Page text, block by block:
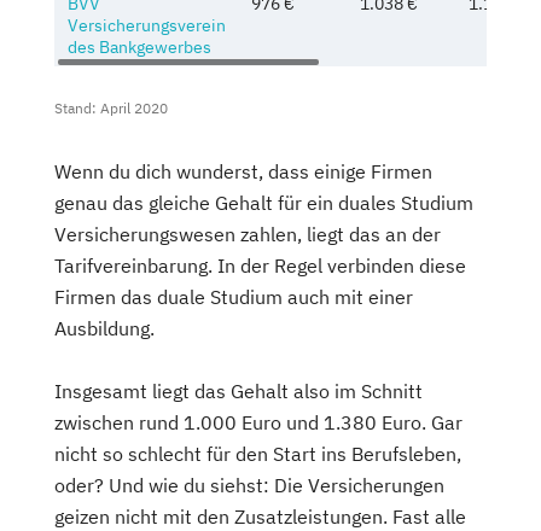
Versicherungsverein
des Bankgewerbes
Stand: April 2020
Wenn du dich wunderst, dass einige Firmen
genau das gleiche Gehalt für ein duales Studium
Versicherungswesen zahlen, liegt das an der
Tarifvereinbarung. In der Regel verbinden diese
Firmen das duale Studium auch mit einer
Ausbildung.
Insgesamt liegt das Gehalt also im Schnitt
zwischen rund 1.000 Euro und 1.380 Euro. Gar
nicht so schlecht für den Start ins Berufsleben,
oder? Und wie du siehst: Die Versicherungen
geizen nicht mit den Zusatzleistungen. Fast alle